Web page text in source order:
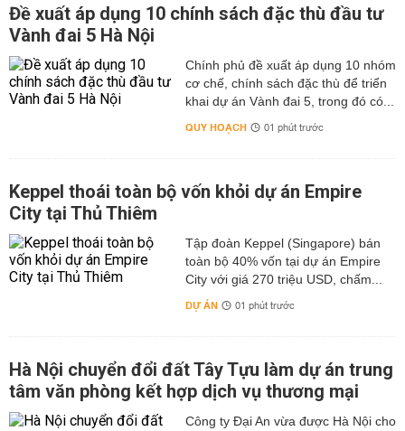
Đề xuất áp dụng 10 chính sách đặc thù đầu tư
Vành đai 5 Hà Nội
Chính phủ đề xuất áp dụng 10 nhóm
cơ chế, chính sách đặc thù để triển
khai dự án Vành đai 5, trong đó có...
QUY HOẠCH 01 phút trước
Keppel thoái toàn bộ vốn khỏi dự án Empire
City tại Thủ Thiêm
Tập đoàn Keppel (Singapore) bán
toàn bộ 40% vốn tại dự án Empire
City với giá 270 triệu USD, chấm...
DỰ ÁN 01 phút trước
Hà Nội chuyển đổi đất Tây Tựu làm dự án trung
tâm văn phòng kết hợp dịch vụ thương mại
Công ty Đại An vừa được Hà Nội cho